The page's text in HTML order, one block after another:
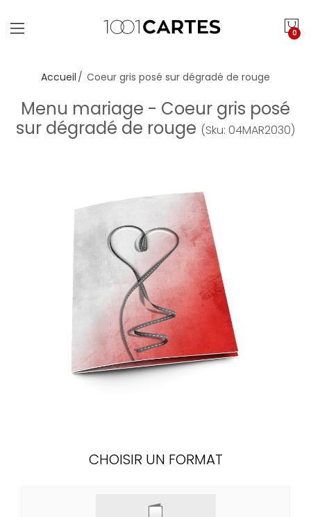
0
Accueil Coeur gris posé sur dégradé de rouge
Menu mariage - Coeur gris posé
sur dégradé de rouge (Sku: 04MAR2030)
CHOISIR UN FORMAT